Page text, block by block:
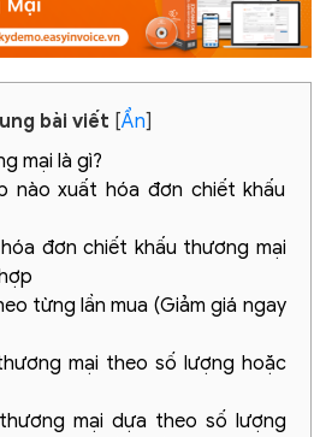
bài viết [Ẩn]
mại là gì?
nào xuất hóa đơn chiết khấu
đơn chiết khấu thương mại
từng lần mua (Giảm giá ngay
mại theo số lượng hoặc
mại dựa theo số lượng